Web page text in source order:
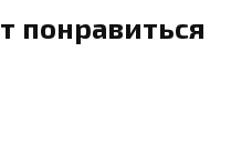
понравиться